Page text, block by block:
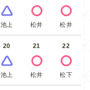
池上 松井 松井
20
池上
21
松井
22
松下